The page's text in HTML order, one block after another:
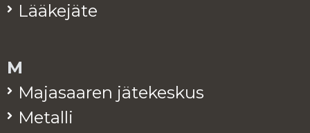
Lää­ke­jä­te
M
Ma­ja­saa­ren jä­te­kes­kus
Me­tal­li